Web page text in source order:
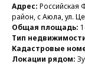
Адрес: Российская
район,с Аюла, ул.
Общая площадь:
Тип
Кадастровые
Локации рядом: